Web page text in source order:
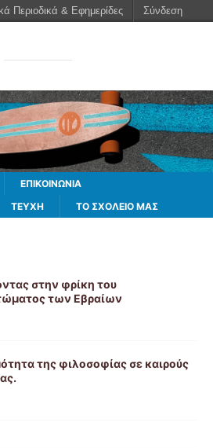
ΕΠΙΚΟΙΝΩΝΙΑ
ΤΕΥΧΗ ΤΟ ΣΧΟΛΕΙΟ ΜΑΣ
στην φρίκη του
των Εβραίων
της φιλοσοφίας σε καιρούς
Περιοδικά & Εφημερίδες Σύνδεση